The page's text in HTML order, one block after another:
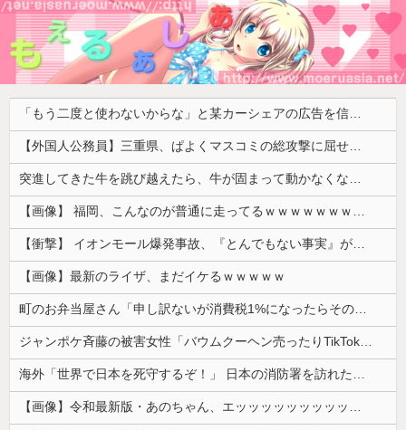
「もう二度と使わないからな」と某カーシェアの広告を信じた人が絶叫、船が遅れたからバスが無くなって困ってたりこの看板が…
【外国人公務員】三重県、ぱよくマスコミの総攻撃に屈せず！「県民対象アンケート『外国人の職員採用を続けるべきか』は差別に該当しない」結果を公表する方針
突進してきた牛を跳び越えたら、牛が固まって動かなくなった闘牛場の映像【海外の反応】
【画像】 福岡、こんなのが普通に走ってるｗｗｗｗｗｗｗｗｗｗｗｗｗｗｗｗ
【衝撃】 イオンモール爆発事故、『とんでもない事実』が判明してしまう・・・・・・
【画像】最新のライザ、まだイケるｗｗｗｗｗ
町のお弁当屋さん「申し訳ないが消費税1%になったらその分商品代を値上げするわ」 「うちも！」
ジャンポケ斉藤の被害女性「バウムクーヘン売ったりTikTokライブしててムカついたから示談しなかった」
海外「世界で日本を死守するぞ！」 日本の消防署を訪れたちびっ子集団が世界をメロメロに
【画像】令和最新版・あのちゃん、エッッッッッッッッッッ！